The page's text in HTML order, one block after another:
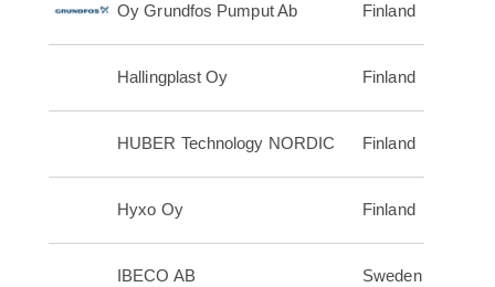
Oy Grundfos Pumput Ab Finland
Hallingplast Oy Finland
HUBER Technology NORDIC Finland
Hyxo Oy Finland
IBECO AB Sweden